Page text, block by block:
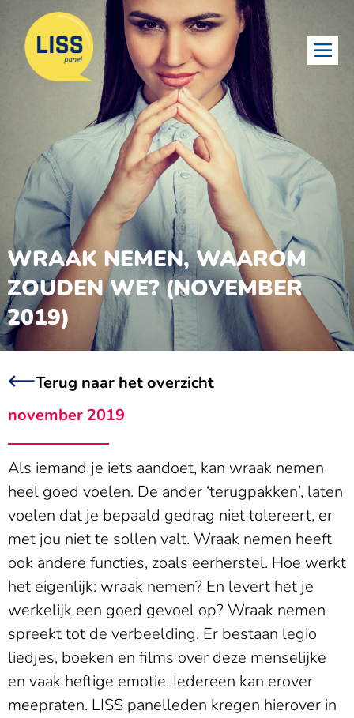
WRAAK NEMEN, WAAROM
ZOUDEN WE? (NOVEMBER
2019)
Terug naar het overzicht
november 2019
Als iemand je iets aandoet, kan wraak nemen
heel goed voelen. De ander ‘terugpakken’, laten
voelen dat je bepaald gedrag niet tolereert, er
met jou niet te sollen valt. Wraak nemen heeft
ook andere functies, zoals eerherstel. Hoe werkt
het eigenlijk: wraak nemen? En levert het je
werkelijk een goed gevoel op? Wraak nemen
spreekt tot de verbeelding. Er bestaan legio
liedjes, boeken en films over deze menselijke
en vaak heftige emotie. Iedereen kan erover
meepraten. LISS panelleden kregen hierover in